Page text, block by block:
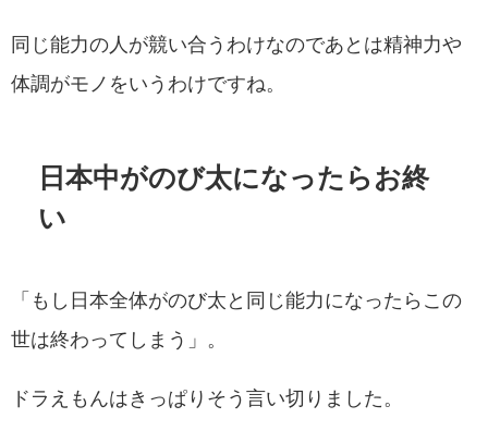
同じ能力の人が競い合うわけなのであとは精神力や
体調がモノをいうわけですね。
日本中がのび太になったらお終
い
「もし日本全体がのび太と同じ能力になったらこの
世は終わってしまう」。
ドラえもんはきっぱりそう言い切りました。